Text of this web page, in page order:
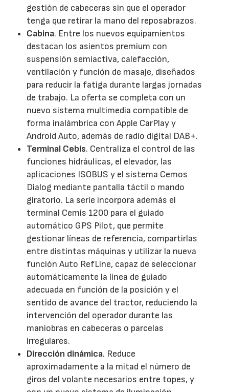
gestión de cabeceras sin que el operador
tenga que retirar la mano del reposabrazos.
Cabina. Entre los nuevos equipamientos
destacan los asientos premium con
suspensión semiactiva, calefacción,
ventilación y función de masaje, diseñados
para reducir la fatiga durante largas jornadas
de trabajo. La oferta se completa con un
nuevo sistema multimedia compatible de
forma inalámbrica con Apple CarPlay y
Android Auto, además de radio digital DAB+.
Terminal Cebis. Centraliza el control de las
funciones hidráulicas, el elevador, las
aplicaciones ISOBUS y el sistema Cemos
Dialog mediante pantalla táctil o mando
giratorio. La serie incorpora además el
terminal Cemis 1200 para el guiado
automático GPS Pilot, que permite
gestionar líneas de referencia, compartirlas
entre distintas máquinas y utilizar la nueva
función Auto RefLine, capaz de seleccionar
automáticamente la línea de guiado
adecuada en función de la posición y el
sentido de avance del tractor, reduciendo la
intervención del operador durante las
maniobras en cabeceras o parcelas
irregulares.
Dirección dinámica. Reduce
aproximadamente a la mitad el número de
giros del volante necesarios entre topes, y